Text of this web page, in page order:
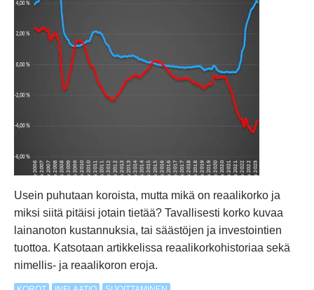
Usein puhutaan koroista, mutta mikä on reaalikorko ja
miksi siitä pitäisi jotain tietää? Tavallisesti korko kuvaa
lainanoton kustannuksia, tai säästöjen ja investointien
tuottoa. Katsotaan artikkelissa reaalikorkohistoriaa sekä
nimellis- ja reaalikoron eroja.